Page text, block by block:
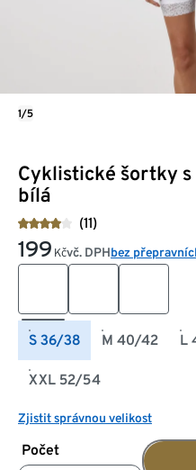
Cyklistické šortky
bílá
(11)
199 Kčvč. DPHbez
S 36/38 M 40/42 L
XXL 52/54
Zjistit správnou velikost
Počet
1/5